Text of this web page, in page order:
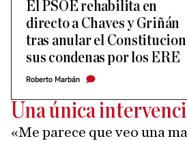
El PSOE rehabilita en
directo a Chaves y Griñán
tras anular el
sus condenas por los ERE
Roberto Marbán
Una única
«Me parece que veo una